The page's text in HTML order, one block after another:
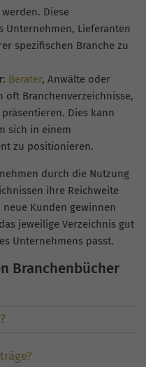
Diese
Unternehmen, Lieferanten
spezifischen Branche zu
: Berater, Anwälte oder
Branchenverzeichnisse,
Dies kann
sich in einem
zu positionieren.
durch die Nutzung
ihre Reichweite
Kunden gewinnen
jeweilige Verzeichnis gut
Unternehmens passt.
Branchenbücher